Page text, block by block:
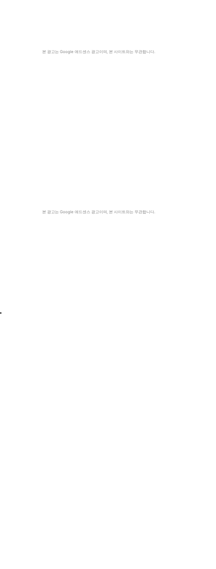
본 광고는 Google 애드센스 광고이며, 본 사이트와는 무관합니다.
본 광고는 Google 애드센스 광고이며, 본 사이트와는 무관합니다.